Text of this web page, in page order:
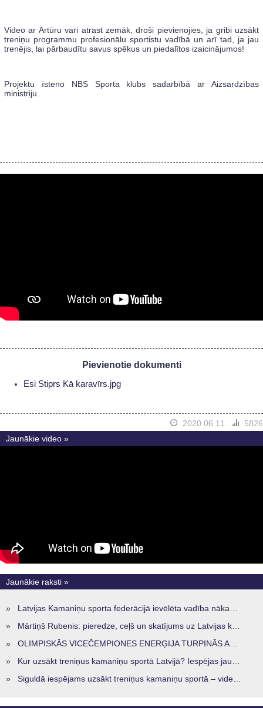
Video ar Artūru vari atrast zemāk, droši pievienojies, ja gribi uzsākt
treniņu programmu profesionālu sportistu vadībā un arī tad, ja jau
trenējis, lai pārbaudītu savus spēkus un piedalītos izaicinājumos!
Projektu īsteno NBS Sporta klubs sadarbībā ar Aizsardzības
ministriju.
Pievienotie dokumenti
Esi Stiprs Kā karavīrs.jpg
2020.06.11.
5826
Jaunākie video »
Jaunākie raksti »
» Latvijas Kamaniņu sporta federācijā ievēlēta vadība nākamajam četru gadu termiņam
» Mārtiņš Rubenis: pieredze, ceļš un skatījums uz Latvijas kamaniņu sportu
» OLIMPISKĀS VICEČEMPIONES ENERĢIJA TURPINĀS ARĪ STARPSEZONĀ
» Kur uzsākt treniņus kamaniņu sportā Latvijā? Iespējas jaunajiem sportistiem visos reģionos
» Siguldā iespējams uzsākt treniņus kamaniņu sportā – vide, kur veidojas nākamā sportistu paaudze